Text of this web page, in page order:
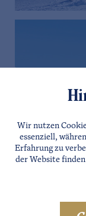
Wir nutzen
essenziell,
Erfahrung zu
der Website